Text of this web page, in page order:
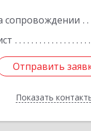
сопровождении
Отправить
Показать
Отправить
Назад